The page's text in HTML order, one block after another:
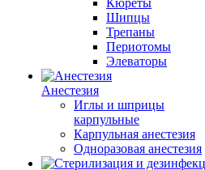
Кюреты
Шипцы
Трепаны
Периотомы
Элеваторы
Анестезия
Иглы и шприцы
карпульные
Карпульная анестезия
Одноразовая анестезия